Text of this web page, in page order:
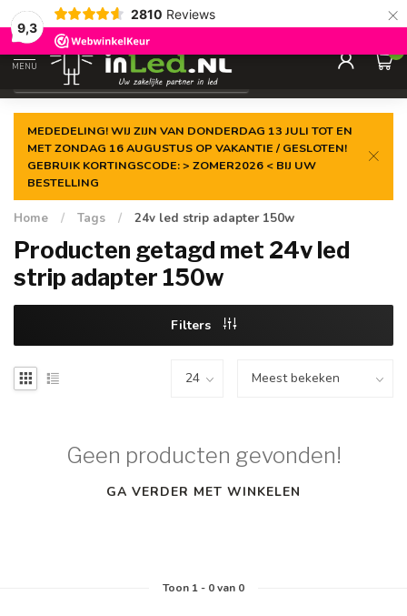
9,3
2810 Reviews ×
Gegarandeerde delaagste prijs
MENU
0
MEDEDELING! WIJ ZIJN VAN DONDERDAG 13 JULI TOT EN
MET ZONDAG 16 AUGUSTUS OP VAKANTIE / GESLOTEN!
GEBRUIK KORTINGSCODE: > ZOMER2026 < BIJ UW
BESTELLING
Home / Tags / 24v led strip adapter 150w
Producten getagd met 24v led
strip adapter 150w
Filters
Geen producten gevonden!
GA VERDER MET WINKELEN
Toon 1- 0van 0